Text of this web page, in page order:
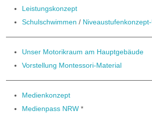
Leistungskonzept
Schulschwimmen /
Unser Motorikraum am Hauptgebäude
Vorstellung Montessori-Material
Medienkonzept
Medienpass NRW *